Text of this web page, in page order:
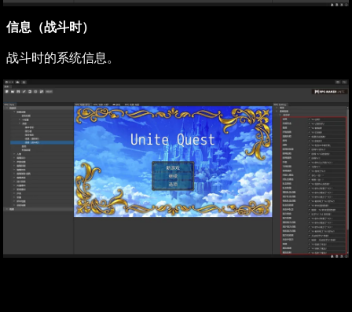
信息（战斗时）
战斗时的系统信息。